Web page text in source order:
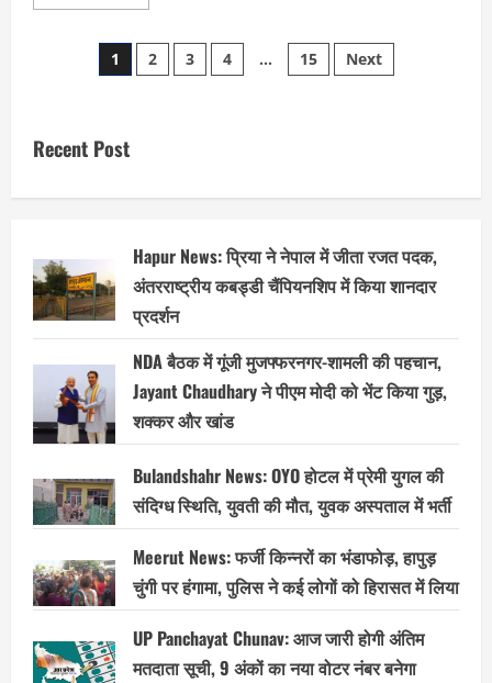
more
CO
संभल
भारी,
लॉकअप
में
माफी
मांगते
हुए
आया
नजर।
Posts
1 2 3 4 … 15 Next
Recent Post
Hapur News: प्रिया ने नेपाल में जीता रजत पदक,
अंतरराष्ट्रीय कबड्डी चैंपियनशिप में किया शानदार
प्रदर्शन
NDA बैठक में गूंजी मुजफ्फरनगर-शामली की पहचान,
Jayant Chaudhary ने पीएम मोदी को भेंट किया गुड़,
शक्कर और खांड
Bulandshahr News: OYO होटल में प्रेमी युगल की
संदिग्ध स्थिति, युवती की मौत, युवक अस्पताल में भर्ती
Meerut News: फर्जी किन्नरों का भंडाफोड़, हापुड़
चुंगी पर हंगामा, पुलिस ने कई लोगों को हिरासत में लिया
UP Panchayat Chunav: आज जारी होगी अंतिम
मतदाता सूची, 9 अंकों का नया वोटर नंबर बनेगा